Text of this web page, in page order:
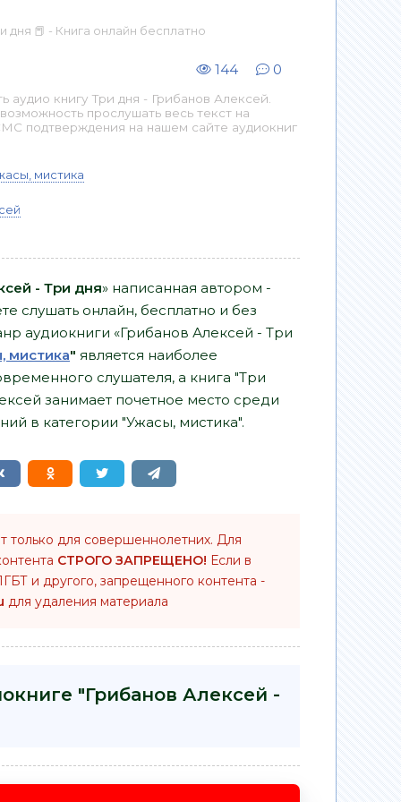
дня 📕 - Книга онлайн бесплатно
144 0
книгу Три дня - Грибанов Алексей.
прослушать весь текст на
подтверждения на нашем сайте аудиокниг
мистика
- Три дня» написанная автором -
слушать онлайн, бесплатно и без
аудиокниги «Грибанов Алексей - Три
мистика" является наиболее
слушателя, а книга "Три
занимает почетное место среди
в категории "Ужасы, мистика".
только для совершеннолетних. Для
СТРОГО ЗАПРЕЩЕНО! Если в
и другого, запрещенного контента -
для удаления материала
"Грибанов Алексей -